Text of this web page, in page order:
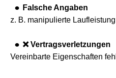
Falsche Angaben
z. B. manipulierte Laufleistung
❌ Vertragsverletzungen
Vereinbarte Eigenschaften